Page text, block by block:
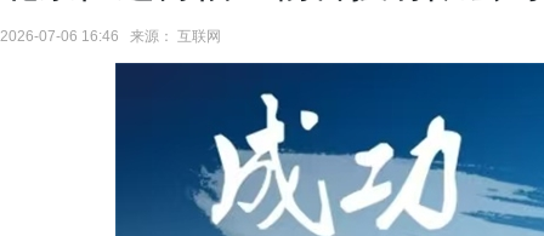
2026-07-06 16:46 来源： 互联网